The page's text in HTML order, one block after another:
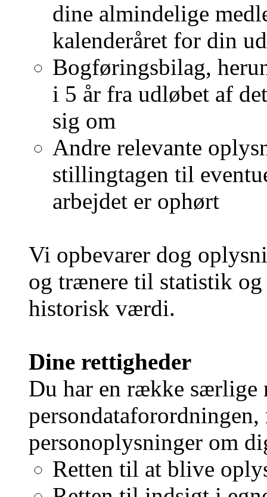
dine almindelige
kalenderåret for din
Bogføringsbilag,
i 5 år fra udløbet af
sig om
Andre relevante
stillingtagen til
arbejdet er ophørt
Vi opbevarer dog
og trænere til statistik
historisk værdi.
Dine rettigheder
Du har en række særlige
personoplysninger om
Retten til at blive